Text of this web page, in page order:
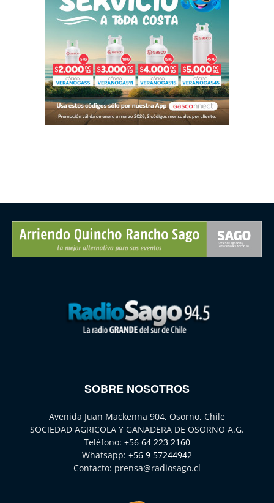
SOBRE NOSOTROS
Avenida Juan Mackenna 904, Osorno, Chile
SOCIEDAD AGRICOLA Y GANADERA DE OSORNO A.G.
Teléfono: +56 64 223 2160
Whatsapp: +56 9 57244942
Contacto: prensa@radiosago.cl